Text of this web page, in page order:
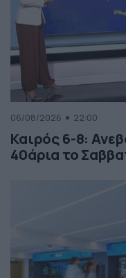
06/08/2026 22:00
Καιρός 6-8:
40άρια το